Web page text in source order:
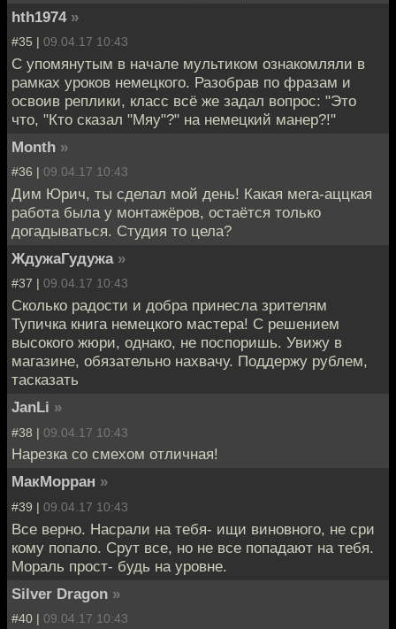
hth1974 »
#35 | 09.04.17 10:43
С упомянутым в начале мультиком ознакомляли в
рамках уроков немецкого. Разобрав по фразам и
освоив реплики, класс всё же задал вопрос: "Это
что, "Кто сказал "Мяу"?" на немецкий манер?!"
Month »
#36 | 09.04.17 10:43
Дим Юрич, ты сделал мой день! Какая мега-аццкая
работа была у монтажёров, остаётся только
догадываться. Студия то цела?
ЖдужаГудужа »
#37 | 09.04.17 10:43
Cколько радости и добра принесла зрителям
Тупичка книга немецкого мастера! С решением
высокого жюри, однако, не поспоришь. Увижу в
магазине, обязательно нахвачу. Поддержу рублем,
тасказать
JanLi »
#38 | 09.04.17 10:43
Нарезка со смехом отличная!
МакМорран »
#39 | 09.04.17 10:43
Все верно. Насрали на тебя- ищи виновного, не сри
кому попало. Срут все, но не все попадают на тебя.
Мораль прост- будь на уровне.
Silver Dragon »
#40 | 09.04.17 10:43